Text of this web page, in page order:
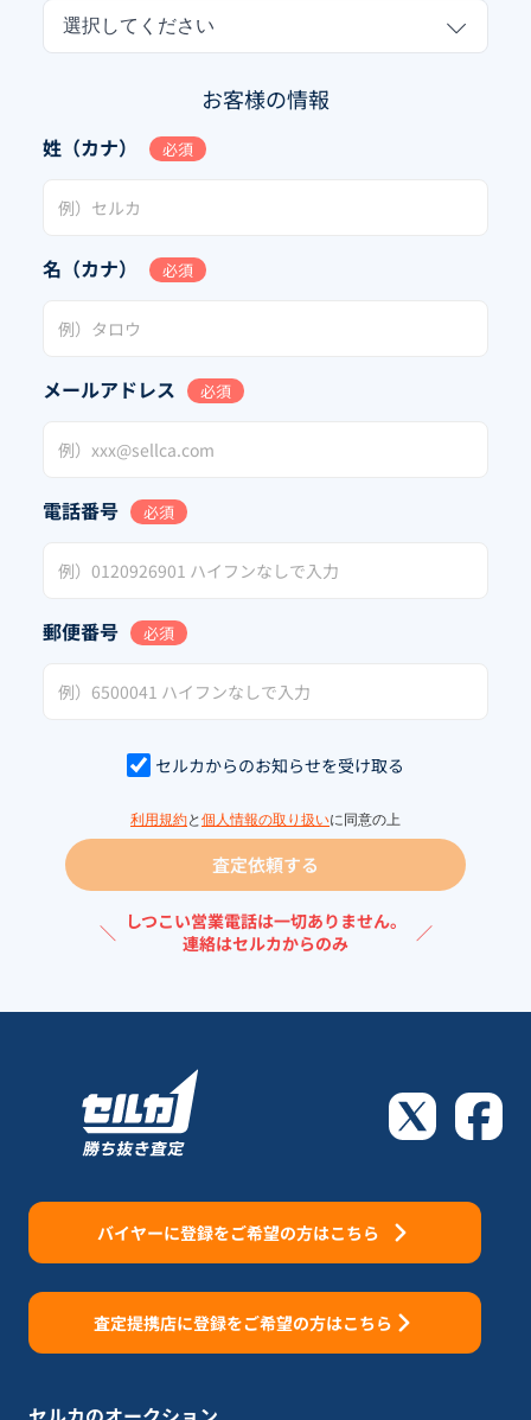
選択してください
お客様の情報
姓（カナ） 必須
名（カナ） 必須
メールアドレス 必須
電話番号 必須
郵便番号 必須
セルカからのお知らせを受け取る
利用規約と 個人情報の取り扱いに同意の上
査定依頼する
＼ しつこい営業電話は一切ありません。
連絡はセルカからのみ
／
バイヤーに登録をご希望の方はこちら
査定提携店に登録をご希望の方はこちら